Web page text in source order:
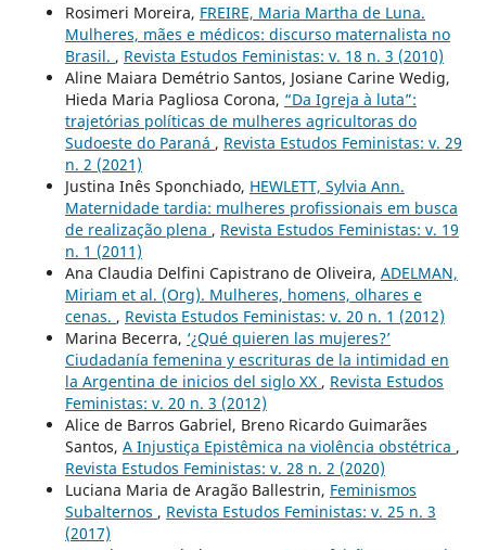
Rosimeri Moreira, FREIRE, Maria Martha de Luna.
Mulheres, mães e médicos: discurso maternalista no
Brasil. , Revista Estudos Feministas: v. 18 n. 3 (2010)
Aline Maiara Demétrio Santos, Josiane Carine Wedig,
Hieda Maria Pagliosa Corona, “Da Igreja à luta”:
trajetórias políticas de mulheres agricultoras do
Sudoeste do Paraná , Revista Estudos Feministas: v. 29
n. 2 (2021)
Justina Inês Sponchiado, HEWLETT, Sylvia Ann.
Maternidade tardia: mulheres profissionais em busca
de realização plena , Revista Estudos Feministas: v. 19
n. 1 (2011)
Ana Claudia Delfini Capistrano de Oliveira, ADELMAN,
Miriam et al. (Org). Mulheres, homens, olhares e
cenas. , Revista Estudos Feministas: v. 20 n. 1 (2012)
Marina Becerra, ‘¿Qué quieren las mujeres?’
Ciudadanía femenina y escrituras de la intimidad en
la Argentina de inicios del siglo XX , Revista Estudos
Feministas: v. 20 n. 3 (2012)
Alice de Barros Gabriel, Breno Ricardo Guimarães
Santos, A Injustiça Epistêmica na violência obstétrica ,
Revista Estudos Feministas: v. 28 n. 2 (2020)
Luciana Maria de Aragão Ballestrin, Feminismos
Subalternos , Revista Estudos Feministas: v. 25 n. 3
(2017)